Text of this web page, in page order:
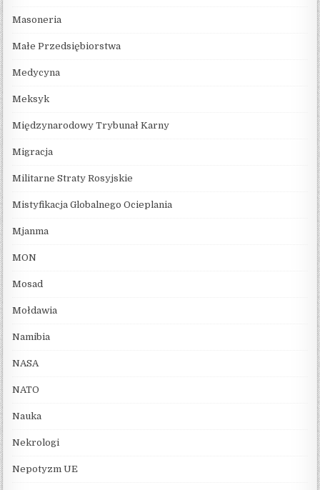
Masoneria
Małe Przedsiębiorstwa
Medycyna
Meksyk
Międzynarodowy Trybunał Karny
Migracja
Militarne Straty Rosyjskie
Mistyfikacja Globalnego Ocieplania
Mjanma
MON
Mosad
Mołdawia
Namibia
NASA
NATO
Nauka
Nekrologi
Nepotyzm UE